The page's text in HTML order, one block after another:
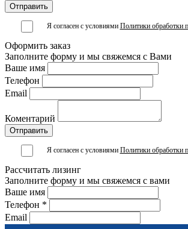
Я согласен с условиями Политики обработки
Оформить заказ
Заполните форму и мы свяжемся с Вами
Ваше имя
Телефон
Email
Коментарий
Я согласен с условиями Политики обработки
Рассчитать лизинг
Заполните форму и мы свяжемся с вами
Ваше имя
Телефон *
Email